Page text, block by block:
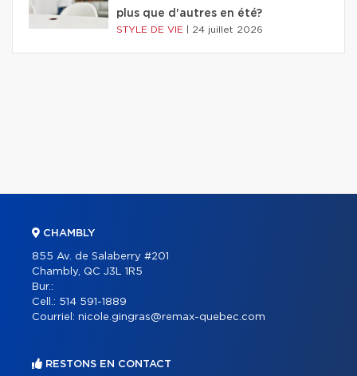
plus que d'autres en été?
STYLE DE VIE 24 juillet 2026
CHAMBLY
855 Av. de Salaberry #201
Chambly, QC J3L 1R5
Bur.:
Cell.: 514 591-1889
Courriel: nicole.gingras@remax-quebec.com
RESTONS EN CONTACT